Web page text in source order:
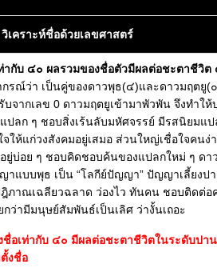
วิเคราะห์ชื่อด้วยเลขศาสตร์
ากับ ๔๐ ผลรวมของชื่อตัวมีผลต่อชะตาชีวิต
กรณ์ว่า เป็นคู่ของดาวพุธ(๔)และดาวมฤตยู(
บจากเลข 0 ดาวมฤตยูเข้ามาพัวพัน จึงทำให้
ปลก ๆ ชอบสิ่งเร้นลับมหัศจรรย์ มีรสนิยมแป
ให้แก่วงสังคมอยู่เสมอ ส่วนใหญ่เชื่อใจคนง่
ยู่บ่อย ๆ ชอบคิดชอบค้นของแปลกใหม่ ๆ ดา
แบบพุธ เป็น “โลกีย์ปัญญา” ปัญญาเลี้ยงปา
ภาณเฉลียวฉลาด ว่องไว ทันคน ชอบติดต่อ
กว่ามีมนุษย์สัมพันธ์เป็นเลิศ ว่างั้นเถอะ
ชื่อเท่ากับ ๔๐ มีผลต่อชะตาชีวิตในระดับปา
งชื่อ